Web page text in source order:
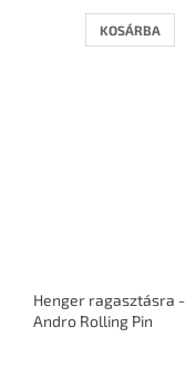
KOSÁRBA
Henger ragasztásra -
Andro Rolling Pin